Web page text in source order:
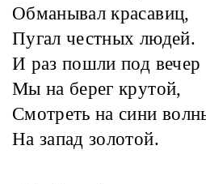
Обманывал красавиц,
Пугал честных людей.
И раз пошли под вечер
Мы на берег крутой,
Смотреть на сини
На запад золотой.